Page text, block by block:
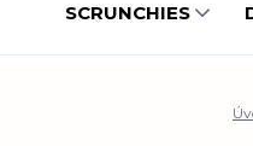
SCRUNCHIES